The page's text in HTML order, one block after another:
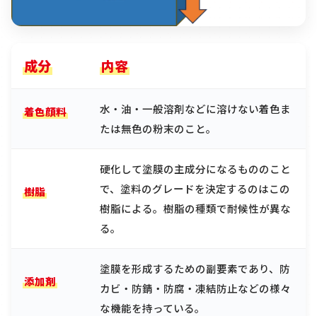
成分 内容
着色顔料
水・油・一般溶剤などに溶けない着色ま
たは無色の粉末のこと。
樹脂
硬化して塗膜の主成分になるもののこと
で、塗料のグレードを決定するのはこの
樹脂による。樹脂の種類で耐候性が異な
る。
添加剤
塗膜を形成するための副要素であり、防
カビ・防錆・防腐・凍結防止などの様々
な機能を持っている。